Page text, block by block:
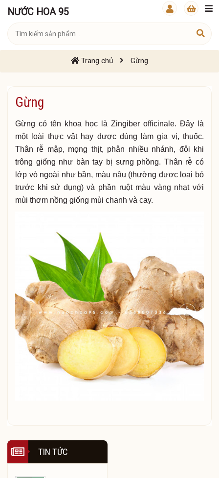
NƯỚC HOA 95
Trang chủ Gừng
Gừng
Gừng có tên khoa học là Zingiber officinale. Đây là
một loài thực vật hay được dùng làm gia vị, thuốc.
Thân rễ mập, mọng thịt, phân nhiều nhánh, đôi khi
trông giống như bàn tay bị sưng phồng. Thân rễ có
lớp vỏ ngoài như bần, màu nâu (thường được loại bỏ
trước khi sử dụng) và phần ruột màu vàng nhạt với
mùi thơm nồng giống mùi chanh và cay.
TIN TỨC